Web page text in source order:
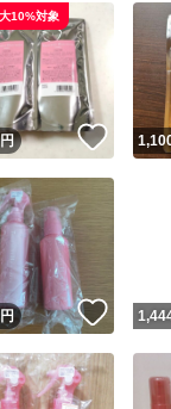
円 いい
10%対象
円 いい